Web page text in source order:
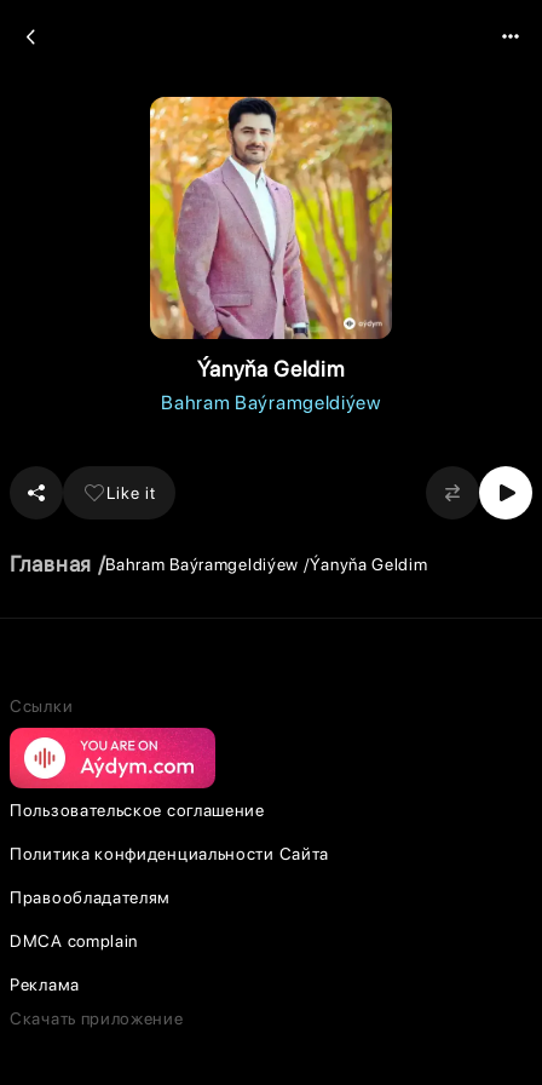
Ýanyňa Geldim
Bahram Baýramgeldiýew
Like it
Главная Bahram Baýramgeldiýew Ýanyňa Geldim
Ссылки
Пользовательское соглашение
Политика конфиденциальности Сайта
Правообладателям
DMCA complain
Реклама
Скачать приложение